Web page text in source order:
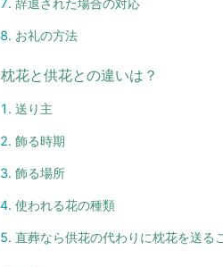
辞退された場合の対応
お礼の方法
枕花と供花との違いは？
送り主
飾る時期
飾る場所
使われる花の種類
直葬なら供花の代わりに枕花を送る